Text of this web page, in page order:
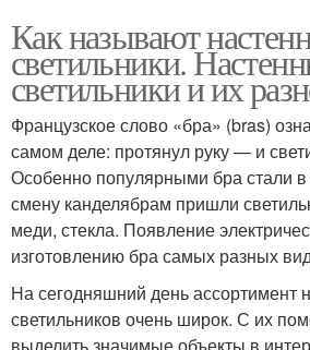
Как называют
светильники.
светильники и их
Французское слово «бра» (bras)
самом деле: протянул руку — и
Особенно популярными бра стали в
смену канделябрам пришли
меди, стекла. Появление
изготовлению бра самых разных
На сегодняшний день ассортимент
светильников очень широк. С их